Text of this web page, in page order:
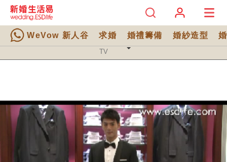
WeVow 新人谷 求婚 婚禮籌備 婚紗造型
TV 分類
TV